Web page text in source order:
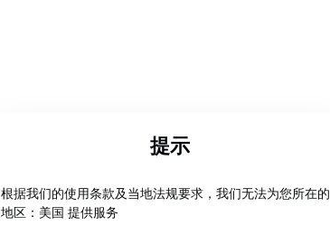
提示
根据我们的使用条款及当地法规要求，我们无法为您所在的
地区：美国 提供服务